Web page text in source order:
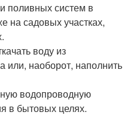
поливных систем в
на садовых участках,
воду из
или, наоборот, наполнить
водопроводную
в бытовых целях.